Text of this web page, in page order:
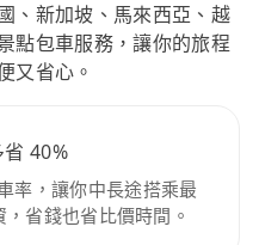
、新加坡、馬來西亞、越
點包車服務，讓你的旅程
又省心。
40%
率，讓你中長途搭乘最
省錢也省比價時間。